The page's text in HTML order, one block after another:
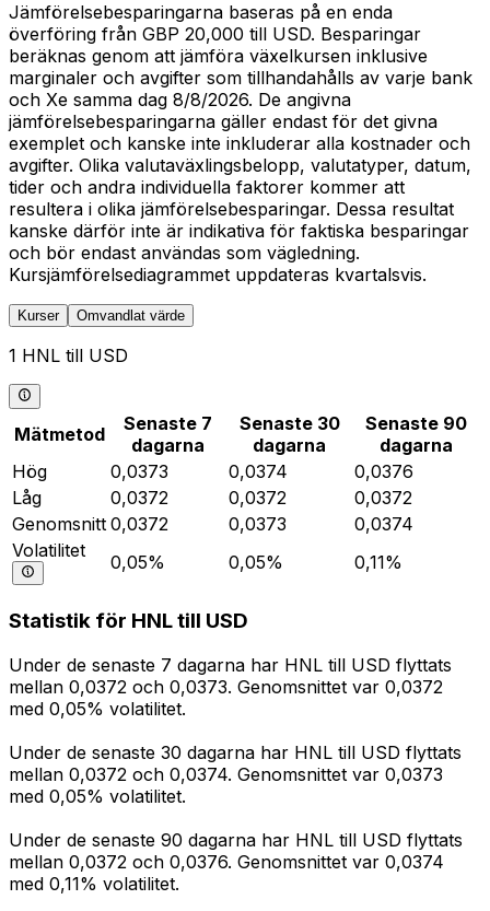
Jämförelsebesparingarna baseras på en enda
överföring från GBP 20,000 till USD. Besparingar
beräknas genom att jämföra växelkursen inklusive
marginaler och avgifter som tillhandahålls av varje bank
och Xe samma dag 8/8/2026. De angivna
jämförelsebesparingarna gäller endast för det givna
exemplet och kanske inte inkluderar alla kostnader och
avgifter. Olika valutaväxlingsbelopp, valutatyper, datum,
tider och andra individuella faktorer kommer att
resultera i olika jämförelsebesparingar. Dessa resultat
kanske därför inte är indikativa för faktiska besparingar
och bör endast användas som vägledning.
Kursjämförelsediagrammet uppdateras kvartalsvis.
Kurser Omvandlat värde
1 HNL till USD
Mätmetod
Senaste 7
dagarna
Senaste 30
dagarna
Senaste 90
dagarna
Hög
0,0373 0,0374
0,0376
Låg
0,0372 0,0372
0,0372
Genomsnitt 0,0372 0,0373
0,0374
Volatilitet
0,05% 0,05% 0,11%
Statistik för HNL till USD
Under de senaste 7 dagarna har HNL till USD flyttats
mellan 0,0372 och 0,0373. Genomsnittet var 0,0372
med 0,05% volatilitet.
Under de senaste 30 dagarna har HNL till USD flyttats
mellan 0,0372 och 0,0374. Genomsnittet var 0,0373
med 0,05% volatilitet.
Under de senaste 90 dagarna har HNL till USD flyttats
mellan 0,0372 och 0,0376. Genomsnittet var 0,0374
med 0,11% volatilitet.